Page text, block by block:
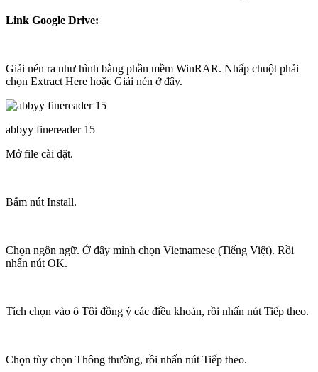
Link Google Drive:
Giải nén ra như hình bằng phần mềm WinRAR. Nhấp chuột phải
chọn Extract Here hoặc Giải nén ở đây.
abbyy finereader 15
Mở file cài đặt.
Bấm nút Install.
Chọn ngôn ngữ. Ở đây mình chọn Vietnamese (Tiếng Việt). Rồi
nhấn nút OK.
Tích chọn vào ô Tôi đồng ý các điều khoản, rồi nhấn nút Tiếp theo.
Chọn tùy chọn Thông thường, rồi nhấn nút Tiếp theo.